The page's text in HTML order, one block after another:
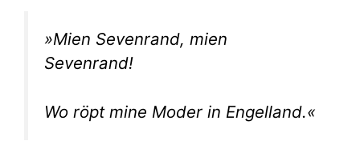
»Mien Sevenrand, mien
Sevenrand!
Wo röpt mine Moder in Engelland.«